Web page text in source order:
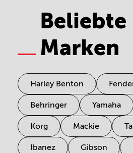
Beliebte
Marken
Harley Benton
Behringer Yamaha
Korg Mackie
Ibanez Gibson